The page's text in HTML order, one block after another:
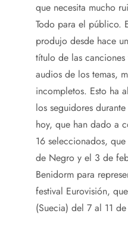
que necesita mucho
Todo para el público.
produjo desde hace
título de las
audios de los temas,
incompletos. Esto ha
los seguidores
hoy, que han dado a
16 seleccionados,
de Negro y el 3 de
Benidorm para
festival Eurovisión,
(Suecia) del 7 al 11